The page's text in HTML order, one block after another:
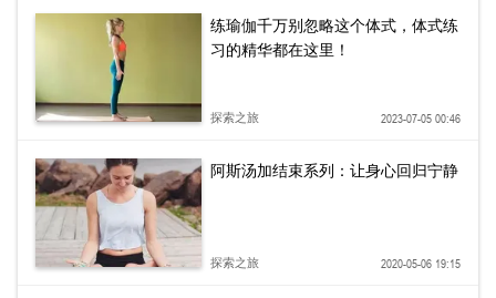
练瑜伽千万别忽略这个体式，体式练
习的精华都在这里！
探索之旅 2023-07-05 00:46
阿斯汤加结束系列：让身心回归宁静
探索之旅 2020-05-06 19:15